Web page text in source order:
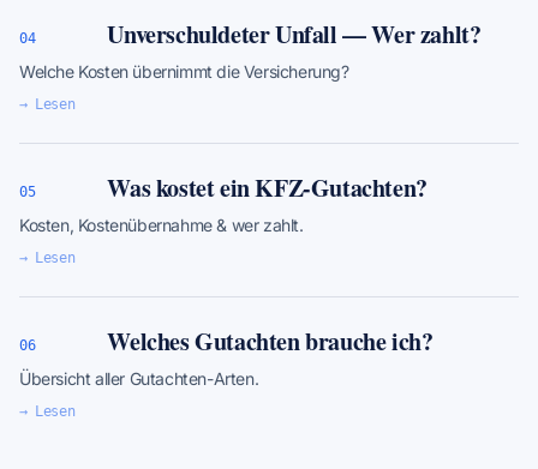
04 Unverschuldeter Unfall — Wer zahlt?
Welche Kosten übernimmt die Versicherung?
→ Lesen
05 Was kostet ein KFZ-Gutachten?
Kosten, Kostenübernahme & wer zahlt.
→ Lesen
06 Welches Gutachten brauche ich?
Übersicht aller Gutachten-Arten.
→ Lesen